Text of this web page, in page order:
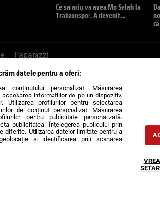
Ce salariu va avea Mo Salah la
Trabzonspor. A devenit…
Paparazzi
mail la pont@cancan.ro
Horoscop
datele pentru a oferi:
conținutului personalizat. Măsurarea
informațiilor de pe un dispozitiv.
Utilizarea profilurilor pentru selectarea
de conținut personalizat. Măsurarea
pentru publicitate personalizată.
publicitatea. Înțelegerea publicului prin
diferite. Utilizarea datelor limitate pentru a
și identificarea prin scanarea